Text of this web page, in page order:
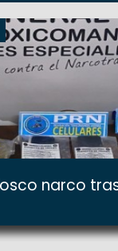
en Roca
narco